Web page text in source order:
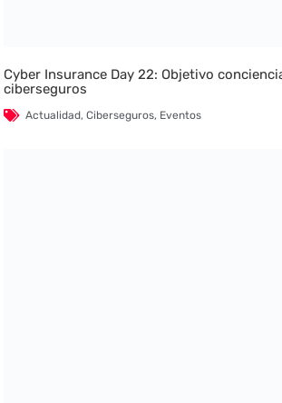
Cyber Insurance Day 22: Objetivo
ciberseguros
Actualidad,Ciberseguros, Eventos